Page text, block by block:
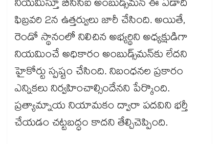
నియమిస్తూ బీసీసీఐ అంబుడ్స్‌‌మన్‌‌ ఈ ఏడాది
ఫిబ్రవరి 2న ఉత్తర్వులు జారీ చేసింది. అయితే,
రెండో స్థానంలో నిలిచిన అభ్యర్థిని అధ్యక్షుడిగా
నియమించే అధికారం అంబుడ్స్‌‌మన్‌‌కు లేదని
హైకోర్టు స్పష్టం చేసింది. నిబంధనల ప్రకారం
ఎన్నికలు నిర్వహించాల్సిందేనని పేర్కొంది.
ప్రత్యామ్నాయ నియామకం ద్వారా పదవిని భర్తీ
చేయడం చట్టబద్ధం కాదని తేల్చిచెప్పింది.